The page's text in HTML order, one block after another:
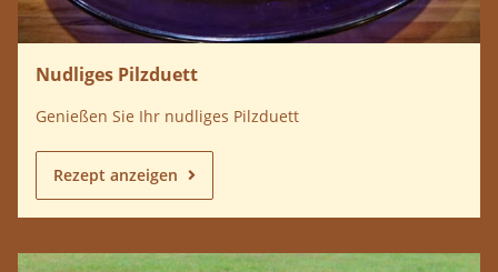
Nudliges Pilzduett
Genießen Sie Ihr nudliges Pilzduett
Rezept anzeigen